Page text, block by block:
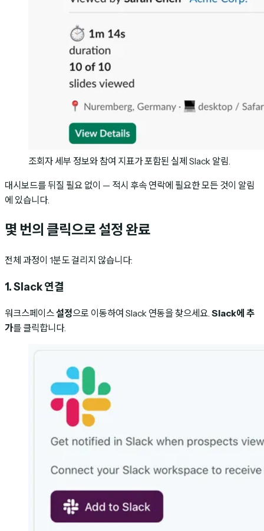
조회자 세부 정보와 참여 지표가 포함된 실제 Slack 알림.
대시보드를 뒤질 필요 없이 — 적시 후속 연락에 필요한 모든 것이 알림
에 있습니다.
몇 번의 클릭으로 설정 완료
전체 과정이 1분도 걸리지 않습니다:
1. Slack 연결
워크스페이스설정으로 이동하여 Slack 연동을 찾으세요. Slack에 추
가를 클릭합니다.